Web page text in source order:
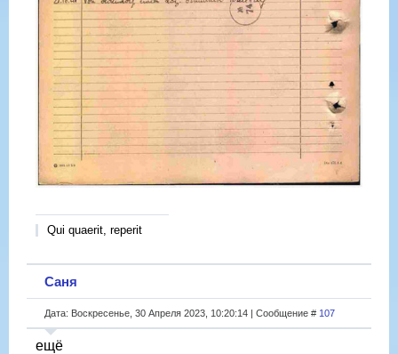
Qui quaerit, reperit
Саня
Дата: Воскресенье, 30 Апреля 2023, 10:20:14 | Сообщение # 107
ещё